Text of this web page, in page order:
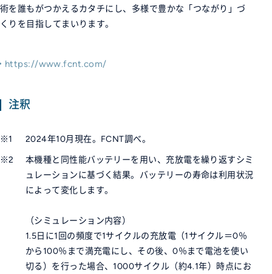
術を誰もがつかえるカタチにし、多様で豊かな「つながり」づ
くりを目指してまいります。
https://www.fcnt.com/
注釈
※1
2024年10月現在。FCNT調べ。
※2
本機種と同性能バッテリーを用い、充放電を繰り返すシミ
ュレーションに基づく結果。バッテリーの寿命は利用状況
によって変化します。
（シミュレーション内容）
1.5日に1回の頻度で1サイクルの充放電（1サイクル＝0％
から100％まで満充電にし、その後、0％まで電池を使い
切る）を行った場合、1000サイクル（約4.1年）時点にお